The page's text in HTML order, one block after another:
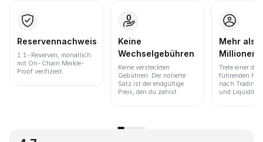
Reservennachweis
1:1-Reserven, monatlich
mit On-Chain Merkle-
Proof verifiziert.
Keine
Wechselgebühren
Keine versteckten
Gebühren. Der notierte
Satz ist der endgültige
Preis, den du zahlst.
Mehr als
Millionen
Trete einer der
führenden
nach Trading-
und Liquidität